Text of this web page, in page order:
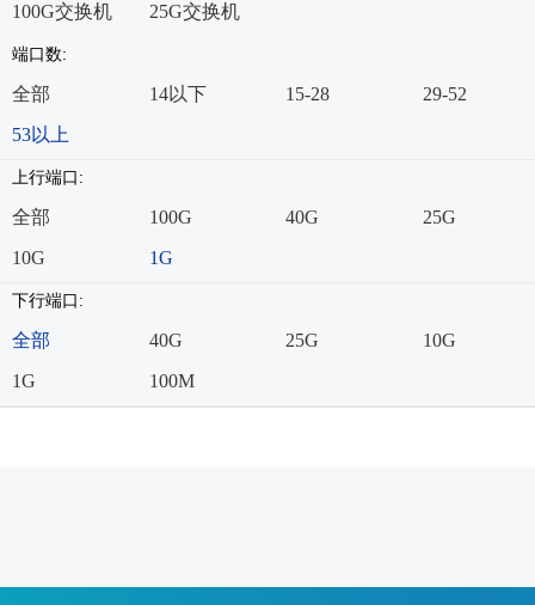
100G交换机
25G交换机
端口数:
全部 14以下 15-28
29-52
53以上
上行端口:
全部 100G 40G
25G
10G
1G
下行端口:
全部 40G 25G
10G
1G
100M